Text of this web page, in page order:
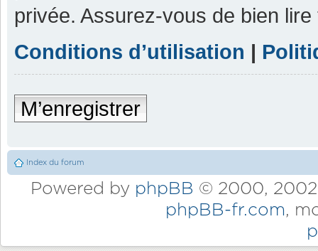
privée. Assurez-vous de bien
Conditions d’utilisation |
M’enregistrer
Index du forum
Powered by phpBB © 2000,
phpBB-fr.com,